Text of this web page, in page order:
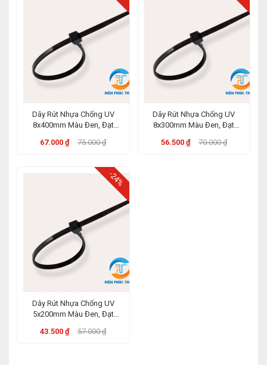
Dây Rút Nhựa Chống UV
8x400mm Màu Đen, Đạt
85 Độ
67.000 ₫ 75.000 ₫
Dây Rút Nhựa Chống UV
8x300mm Màu Đen, Đạt
85 Độ
56.500 ₫ 70.000 ₫
-24%
Dây Rút Nhựa Chống UV
5x200mm Màu Đen, Đạt
85 Độ
43.500 ₫ 57.000 ₫